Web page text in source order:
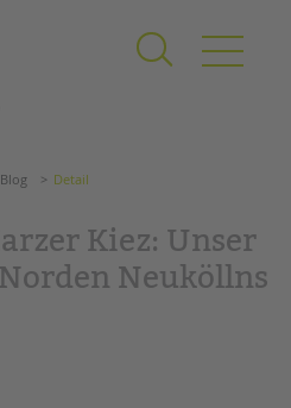
Detail
Kiez: Unser
Neuköllns